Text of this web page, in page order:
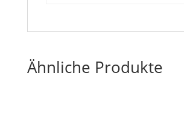
Ähnliche Produkte